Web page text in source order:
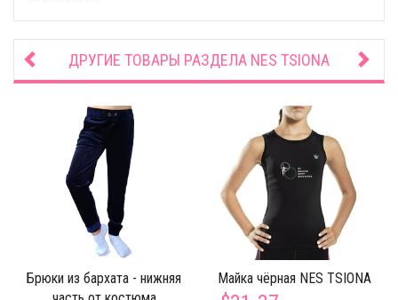
ДРУГИЕ ТОВАРЫ РАЗДЕЛА NES TSIONA
Брюки из бархата - нижняя
Майка чёрная NES TSIONA